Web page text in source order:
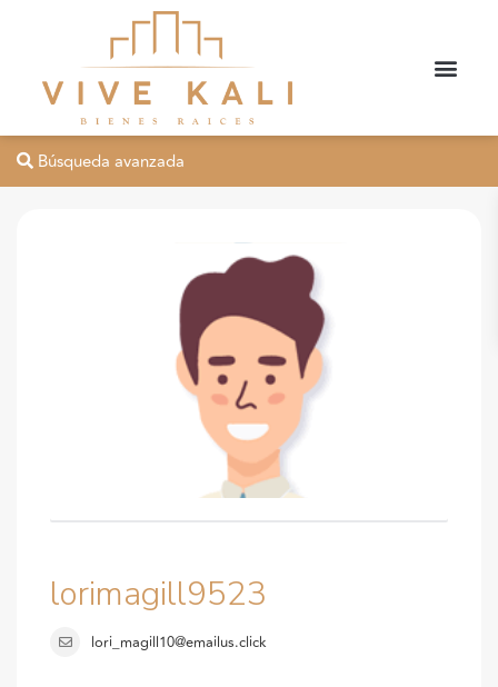
Búsqueda avanzada
lorimagill9523
lori_magill10@emailus.click